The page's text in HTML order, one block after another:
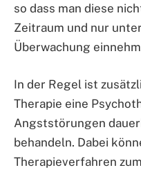
so dass man diese
Zeitraum und nur
Überwachung
In der Regel ist
Therapie eine
Angststörungen
behandeln. Dabei
Therapieverfahren